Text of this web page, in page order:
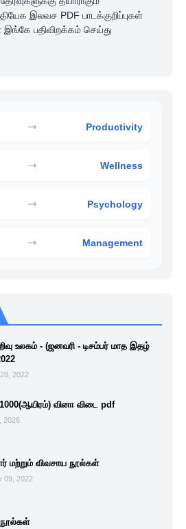
இலவச PDF பாடக்குறிப்புகள்
பதிவிறக்கம் செய்து
Productivity
Wellness
Psychology
Management
உலகம் - (ஜனவரி - டிசம்பர் மாத இதழ்
2022
1000(ஆயிரம்) வினா விடை pdf
2026
மற்றும் விவசாய நூல்கள்
09, 2022